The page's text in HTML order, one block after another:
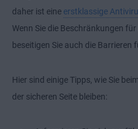
daher ist eine erstklassige
Wenn Sie die Beschränkungen
beseitigen Sie auch die Barrieren
Hier sind einige Tipps, wie Sie
der sicheren Seite bleiben: